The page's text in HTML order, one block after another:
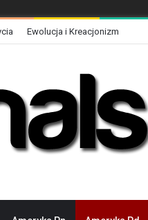
Ewolucja i Kreacjonizm